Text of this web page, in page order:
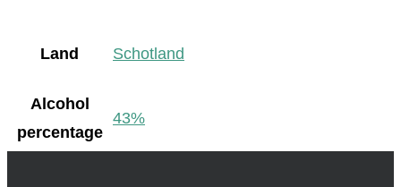
Land Schotland
Alcohol
percentage
43%